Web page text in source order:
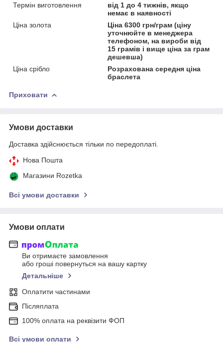
Термін виготовлення
від 1 до 4 тижнів, якщо
немає в наявності
Ціна золота
Ціна 6300 грн/грам (ціну
уточнюйте в менеджера
телефоном, на вироби від
15 грамів і вище ціна за грам
дешевша)
Ціна срібло
Розрахована середня ціна
браслета
Приховати
Умови доставки
Доставка здійснюється тільки по передоплаті.
Нова Пошта
Магазини Rozetka
Всі умови доставки
Умови оплати
Ви отримаєте замовлення
або гроші повернуться на вашу картку
Детальніше
Оплатити частинами
Післяплата
100% оплата на реквізити ФОП
Всі умови оплати